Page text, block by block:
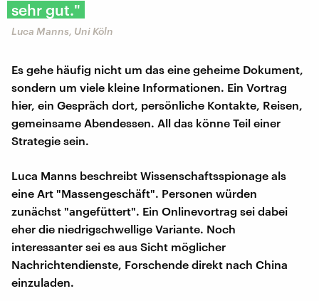
sehr gut."
Luca Manns, Uni Köln
Es gehe häufig nicht um das eine geheime Dokument,
sondern um viele kleine Informationen. Ein Vortrag
hier, ein Gespräch dort, persönliche Kontakte, Reisen,
gemeinsame Abendessen. All das könne Teil einer
Strategie sein.
Luca Manns beschreibt Wissenschaftsspionage als
eine Art "Massengeschäft". Personen würden
zunächst "angefüttert". Ein Onlinevortrag sei dabei
eher die niedrigschwellige Variante. Noch
interessanter sei es aus Sicht möglicher
Nachrichtendienste, Forschende direkt nach China
einzuladen.